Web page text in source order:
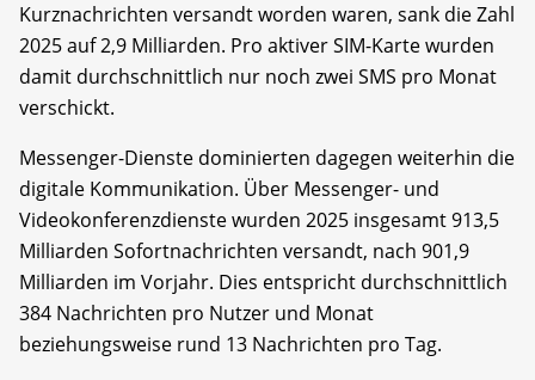
Kurznachrichten versandt worden waren, sank die Zahl
2025 auf 2,9 Milliarden. Pro aktiver SIM-Karte wurden
damit durchschnittlich nur noch zwei SMS pro Monat
verschickt.
Messenger-Dienste dominierten dagegen weiterhin die
digitale Kommunikation. Über Messenger- und
Videokonferenzdienste wurden 2025 insgesamt 913,5
Milliarden Sofortnachrichten versandt, nach 901,9
Milliarden im Vorjahr. Dies entspricht durchschnittlich
384 Nachrichten pro Nutzer und Monat
beziehungsweise rund 13 Nachrichten pro Tag.